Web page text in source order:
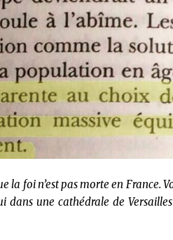
la foi n’est pas morte en France.
dans une cathédrale de